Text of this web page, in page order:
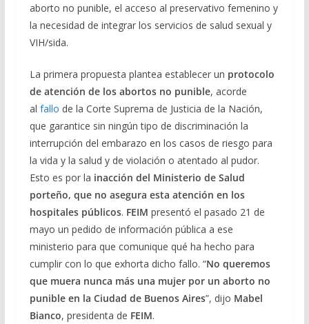
aborto no punible, el acceso al preservativo femenino y
la necesidad de integrar los servicios de salud sexual y
VIH/sida.
La primera propuesta plantea establecer un protocolo
de atención de los abortos no punible, acorde
al fallo de la Corte Suprema de Justicia de la Nación,
que garantice sin ningún tipo de discriminación la
interrupción del embarazo en los casos de riesgo para
la vida y la salud y de violación o atentado al pudor.
Esto es por la inacción del Ministerio de Salud
porteño, que no asegura esta atención en los
hospitales públicos. FEIM presentó el pasado 21 de
mayo un pedido de información pública a ese
ministerio para que comunique qué ha hecho para
cumplir con lo que exhorta dicho fallo. “No queremos
que muera nunca más una mujer por un aborto no
punible en la Ciudad de Buenos Aires”, dijo Mabel
Bianco, presidenta de FEIM.